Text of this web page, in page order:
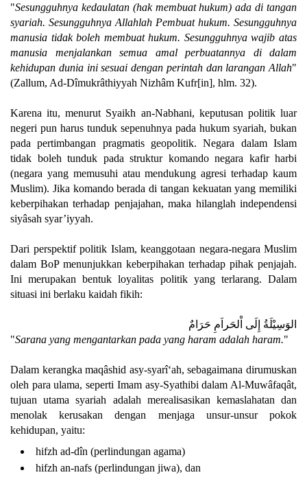
"Sesungguhnya kedaulatan (hak membuat hukum) ada di tangan
syariah. Sesungguhnya Allahlah Pembuat hukum. Sesungguhnya
manusia tidak boleh membuat hukum. Sesungguhnya wajib atas
manusia menjalankan semua amal perbuatannya di dalam
kehidupan dunia ini sesuai dengan perintah dan larangan Allah"
(Zallum, Ad-Dîmukrâthiyyah Nizhâm Kufr[in], hlm. 32).
Karena itu, menurut Syaikh an-Nabhani, keputusan politik luar
negeri pun harus tunduk sepenuhnya pada hukum syariah, bukan
pada pertimbangan pragmatis geopolitik. Negara dalam Islam
tidak boleh tunduk pada struktur komando negara kafir harbi
(negara yang memusuhi atau mendukung agresi terhadap kaum
Muslim). Jika komando berada di tangan kekuatan yang memiliki
keberpihakan terhadap penjajahan, maka hilanglah independensi
siyâsah syar’iyyah.
Dari perspektif politik Islam, keanggotaan negara-negara Muslim
dalam BoP menunjukkan keberpihakan terhadap pihak penjajah.
Ini merupakan bentuk loyalitas politik yang terlarang. Dalam
situasi ini berlaku kaidah fikih:
الوَسِيْلَةُ إِلَى اْلحَراَمِ حَرَامٌ
"Sarana yang mengantarkan pada yang haram adalah haram."
Dalam kerangka maqâshid asy-syarî‘ah, sebagaimana dirumuskan
oleh para ulama, seperti Imam asy-Syathibi dalam Al-Muwâfaqât,
tujuan utama syariah adalah merealisasikan kemaslahatan dan
menolak kerusakan dengan menjaga unsur-unsur pokok
kehidupan, yaitu:
hifzh ad-dîn (perlindungan agama)
hifzh an-nafs (perlindungan jiwa), dan